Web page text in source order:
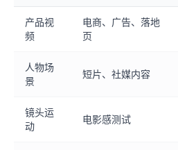
产品视
频
电商、广告、落地
页
人物场
景
短片、社媒内容
镜头运
动
电影感测试